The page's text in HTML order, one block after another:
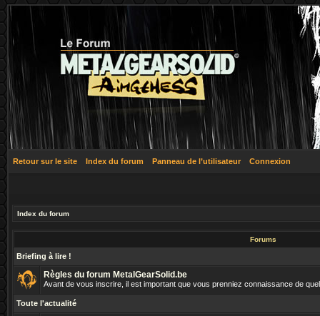
Retour sur le site Index du forum Panneau de l’utilisateur Connexion
Index du forum
Forums
Briefing à lire !
Règles du forum MetalGearSolid.be
Avant de vous inscrire, il est important que vous prenniez connaissance de
Toute l'actualité